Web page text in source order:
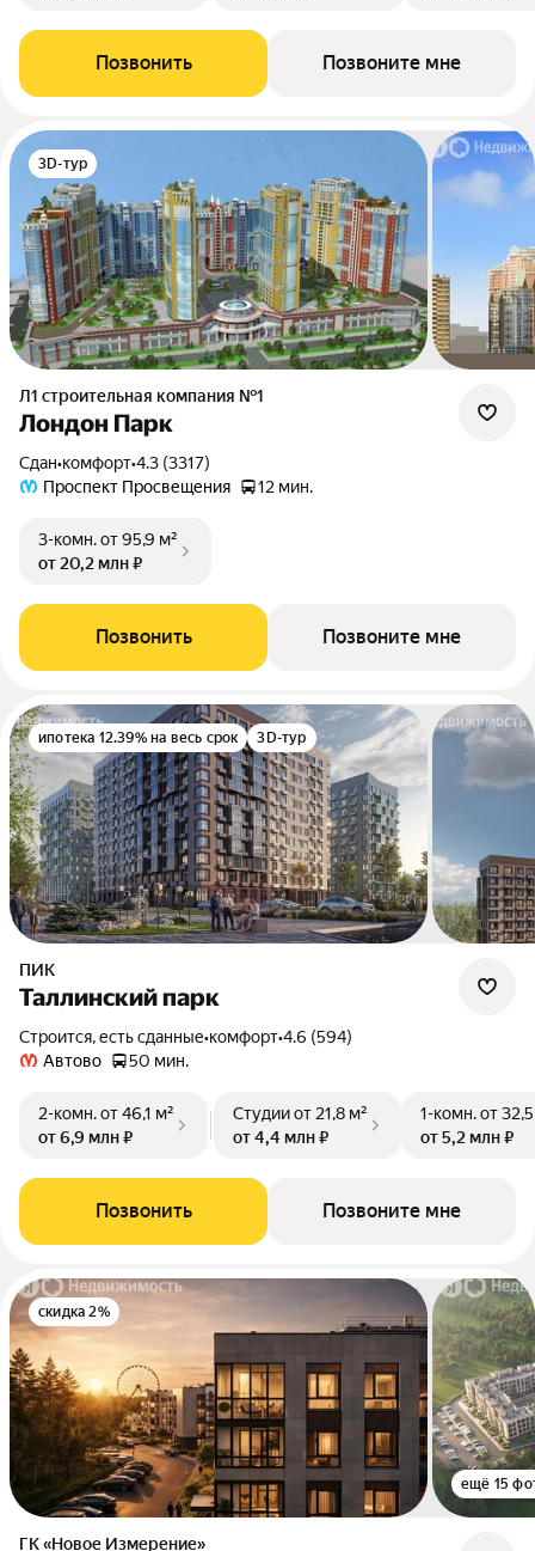
Позвонить Позвоните мне
3D-тур
Л1 cтроительная компания №1
Лондон Парк
Сдан•комфорт•4.3 (3317)
Проспект Просвещения
12 мин.
3-комн.от 95,9 м²
от 20,2 млн ₽
Позвонить Позвоните мне
ипотека 12.39% на весь срок 3D-тур
ПИК
Таллинский парк
Строится, есть сданные•комфорт•4.6 (594)
Автово
50 мин.
2-комн.от 46,1 м²
от 6,9 млн ₽
Студииот 21,8 м²
от 4,4 млн ₽
1-комн.от
от 5,2 млн ₽
Позвонить Позвоните мне
скидка 2%
ещё 15
ГК «Новое Измерение»